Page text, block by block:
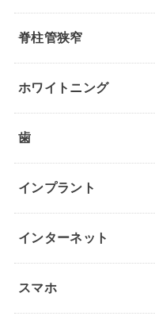
脊柱管狭窄
ホワイトニング
歯
インプラント
インターネット
スマホ